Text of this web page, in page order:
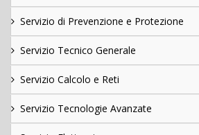
Servizio di Prevenzione e Protezione
Servizio Tecnico Generale
Servizio Calcolo e Reti
Servizio Tecnologie Avanzate